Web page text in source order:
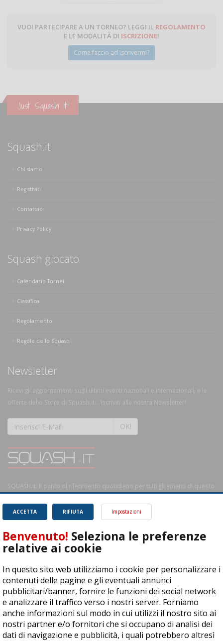
VUOI PARTECIPARE A UN TORNEO? LEGGI IL REGOLAMENTO
E LE MODALITÀ DI ISCRIZIONE!
Come faccio ad iscrivermi?
Just Squash It!
Squash.it
Chi siamo
Registrati
Contattaci
Privacy Policy
Squash giocato
Calendario Tornei
Classifica
Regolamento
Regole dello Squash
Newsletter
Ricevi gli aggiornamenti sugli ultimi eventi nazionali e internazionali, e le
offerte dello Store di Squash.it... Iscriviti alla nostra Newsletter!
OK!
SQUASH.it: Il punto di riferimento quotidiano per tutti gli amanti di questo
RIFIUTA
ACCETTA Impostazioni
Benvenuto! Seleziona le preferenze
relative ai cookie
In questo sito web utilizziamo i cookie per personalizzare i
contenuti delle pagine e gli eventuali annunci
pubblicitari/banner, fornire le funzioni dei social network
e analizzare il traffico verso i nostri server. Forniamo
anche informazioni sul modo in cui utilizzi il nostro sito ai
nostri partner e/o fornitori che si occupano di analisi dei
dati di navigazione e pubblicità, i quali potrebbero altresì
04278030988
© Copyright 2015 | All Rights Reserved - Powered byDynDevice
Privacy Policy Cookie Policy Accessibilità Sitemap